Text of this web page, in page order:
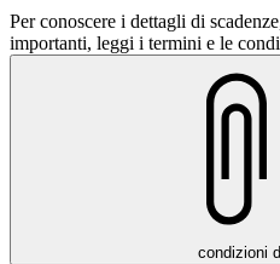
Per conoscere i dettagli di
importanti, leggi i termini e le
condizioni